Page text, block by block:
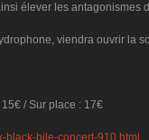
élever les antagonismes
viendra ouvrir la
/ Sur place : 17€
black-bile-concert-910.html